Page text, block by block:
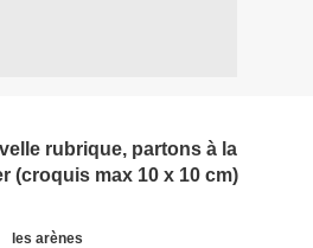
rubrique, partons à la
(croquis max 10 x 10 cm)
les arènes